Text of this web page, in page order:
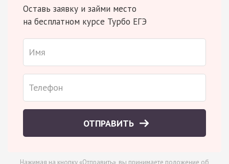
Оставь заявку и займи место
на бесплатном курсе Турбо ЕГЭ
ОТПРАВИТЬ
Нажимая на кнопку «Отправить», вы принимаете положение об